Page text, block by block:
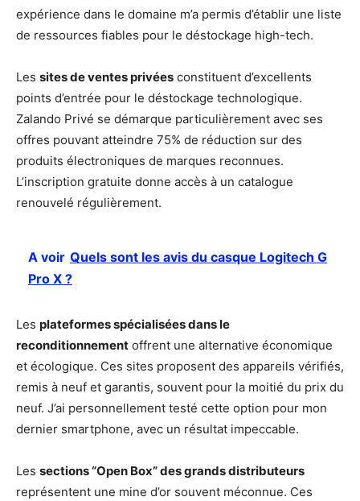
expérience dans le domaine m’a permis d’établir une liste
de ressources fiables pour le déstockage high-tech.
Les sites de ventes privées constituent d’excellents
points d’entrée pour le déstockage technologique.
Zalando Privé se démarque particulièrement avec ses
offres pouvant atteindre 75% de réduction sur des
produits électroniques de marques reconnues.
L’inscription gratuite donne accès à un catalogue
renouvelé régulièrement.
A voir Quels sont les avis du casque Logitech G
Pro X ?
Les plateformes spécialisées dans le
reconditionnement offrent une alternative économique
et écologique. Ces sites proposent des appareils vérifiés,
remis à neuf et garantis, souvent pour la moitié du prix du
neuf. J’ai personnellement testé cette option pour mon
dernier smartphone, avec un résultat impeccable.
Les sections “Open Box” des grands distributeurs
représentent une mine d’or souvent méconnue. Ces